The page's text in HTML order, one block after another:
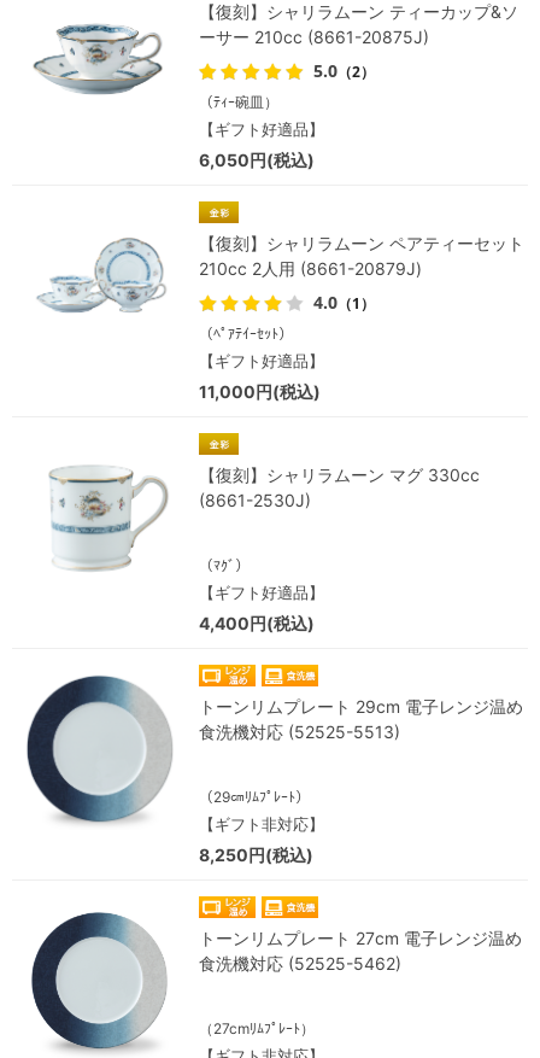
【復刻】シャリラムーン ティーカップ&ソ
ーサー 210cc (8661-20875J)
5.0 （2）
（ﾃｨｰ碗皿）
【ギフト好適品】
6,050円(税込)
【復刻】シャリラムーン ペアティーセット
210cc 2人用 (8661-20879J)
4.0 （1）
（ﾍﾟｱﾃｲｰｾｯﾄ）
【ギフト好適品】
11,000円(税込)
【復刻】シャリラムーン マグ 330cc
(8661-2530J)
（ﾏｸﾞ）
【ギフト好適品】
4,400円(税込)
トーンリムプレート 29cm 電子レンジ温め
食洗機対応 (52525-5513)
（29㎝ﾘﾑﾌﾟﾚｰﾄ）
【ギフト非対応】
8,250円(税込)
トーンリムプレート 27cm 電子レンジ温め
食洗機対応 (52525-5462)
（27cmﾘﾑﾌﾟﾚｰﾄ）